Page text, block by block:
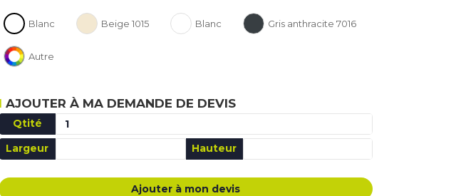
Blanc Beige 1015 Blanc Gris anthracite 7016
Autre
AJOUTER À MA DEMANDE DE DEVIS
Qtité
Largeur
Hauteur
Ajouter à mon devis